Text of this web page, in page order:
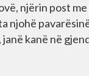
njërin post
njohë
kanë në